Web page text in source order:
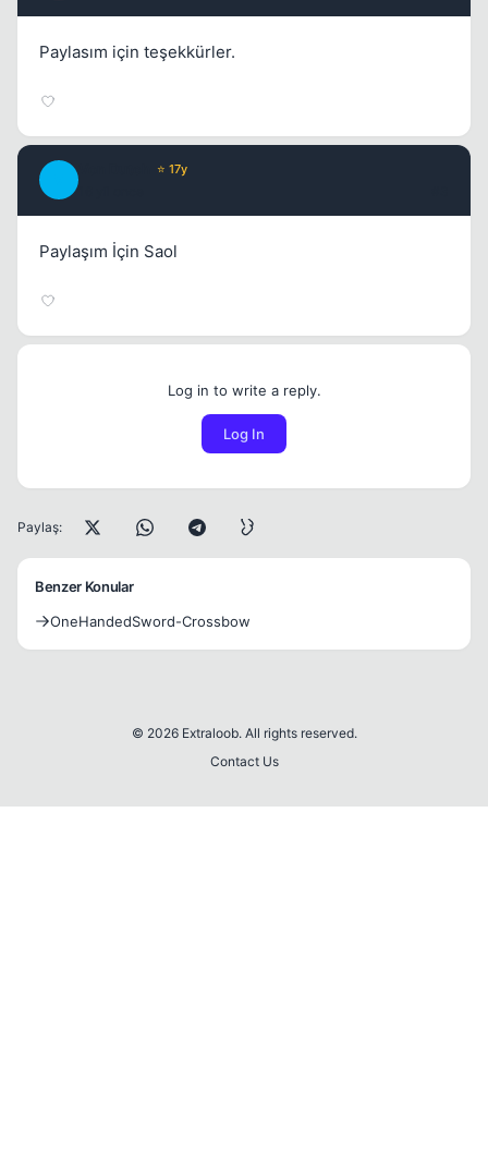
Paylasım için teşekkürler.
⭐ 17y
Paylaşım İçin Saol
Log in to write a reply.
Log In
Paylaş:
Benzer Konular
OneHandedSword-Crossbow
© 2026 Extraloob. All rights reserved.
Contact Us